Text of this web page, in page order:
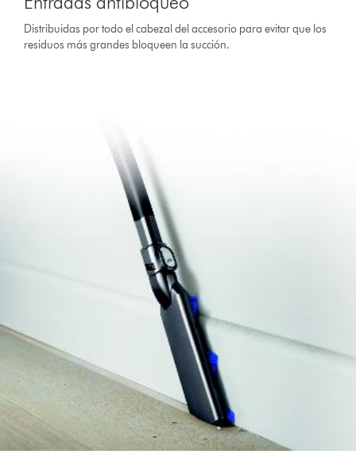
Distribuidas por todo el cabezal del accesorio para evitar que los
residuos más grandes bloqueen la succión.